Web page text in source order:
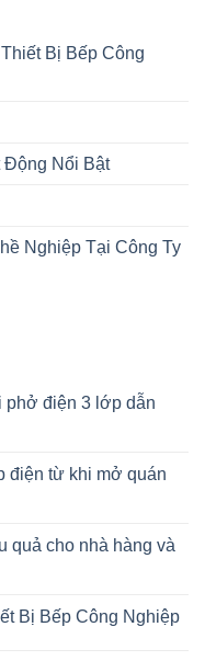
Bị Bếp Công
Động Nổi Bật
Nghiệp Tại Công Ty
phở điện 3 lớp dẫn
điện từ khi mở quán
quả cho nhà hàng và
Bị Bếp Công Nghiệp